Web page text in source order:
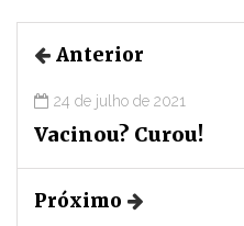
Anterior
24 de julho de 2021
Vacinou? Curou!
Próximo